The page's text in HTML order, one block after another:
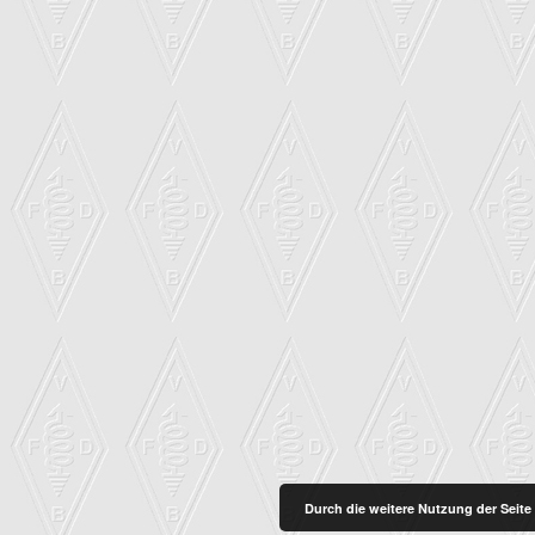
Durch die weitere Nutzung der